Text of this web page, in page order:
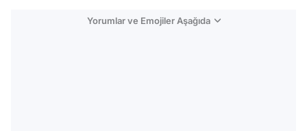
Yorumlar ve Emojiler Aşağıda